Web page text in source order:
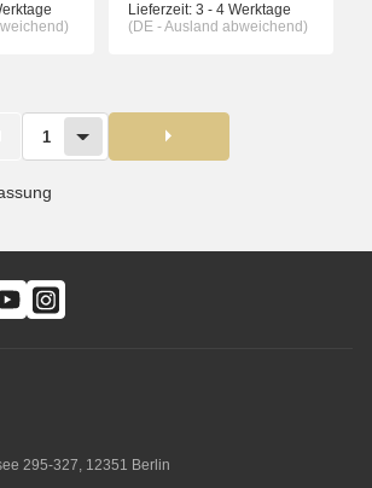
Lieferzeit: 3 - 4 Werktage
(DE - Ausland abweichend)
1
295-327, 12351 Berlin